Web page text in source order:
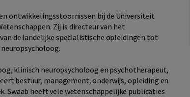
ontwikkelingsstoornissen bij de Universiteit
Zij is directeur van het
de landelijke specialistische opleidingen tot
klinisch neuropsycholoog en psychotherapeut,
bestuur, management, onderwijs, opleiding en
Swaab heeft vele wetenschappelijke publicaties